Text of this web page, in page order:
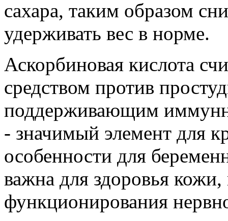
сахара, таким образом
удерживать вес в норме.
Аскорбиновая кислота
средством против
поддерживающим
- значимый элемент для
особенности для
важна для здоровья
функционирования